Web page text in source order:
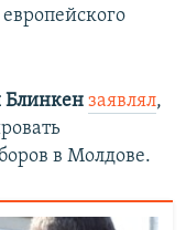
Блинкен заявлял,
в Молдове.